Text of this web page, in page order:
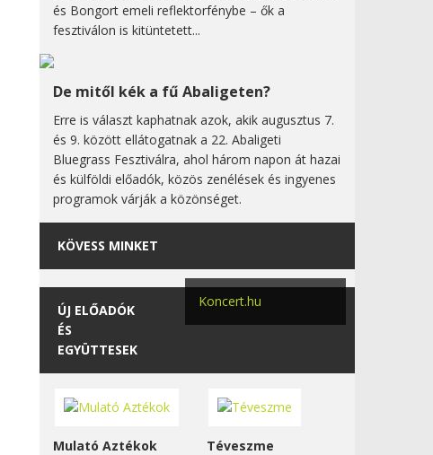
és Bongort emeli reflektorfénybe – ők a
fesztiválon is kitüntetett...
De mitől kék a fű Abaligeten?
Erre is választ kaphatnak azok, akik augusztus 7.
és 9. között ellátogatnak a 22. Abaligeti
Bluegrass Fesztiválra, ahol három napon át hazai
és külföldi előadók, közös zenélések és ingyenes
programok várják a közönséget.
KÖVESS MINKET
Koncert.hu
ÚJ ELŐADÓK
ÉS
EGYÜTTESEK
Mulató Aztékok Téveszme